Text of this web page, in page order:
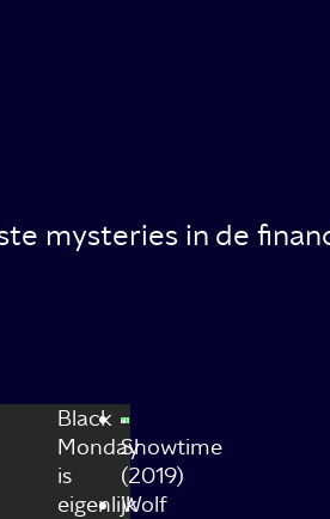
mysteries in de
Black
Monday
is
eigenlijk
Showtime
(2019)
Wolf